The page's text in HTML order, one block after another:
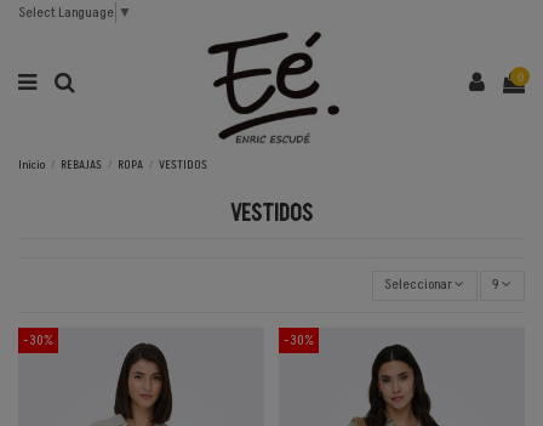
Select Language ▼
0
Inicio REBAJAS ROPA VESTIDOS
VESTIDOS
Seleccionar 9
-30% -30%